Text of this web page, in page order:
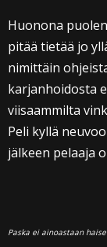
Huonona
pitää tietää jo
nimittäin
karjanhoidosta
viisaammilta
Peli kyllä
jälkeen pelaaja
Paska ei ainoastaan